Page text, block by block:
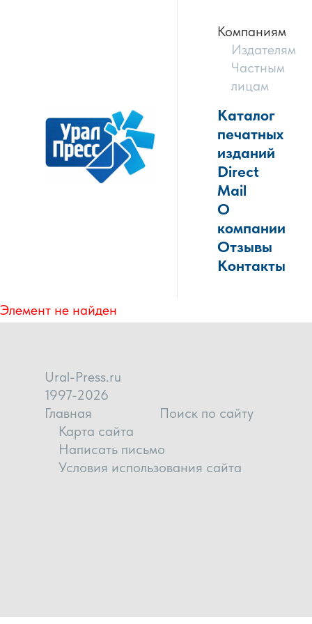
Компаниям
Издателям
Частным
лицам
Каталог
печатных
изданий
Direct
Mail
О
компании
Отзывы
Контакты
Элемент не найден
Ural-Press.ru
1997-2026
Главная
Поиск по сайту
Карта сайта
Написать письмо
Условия использования сайта